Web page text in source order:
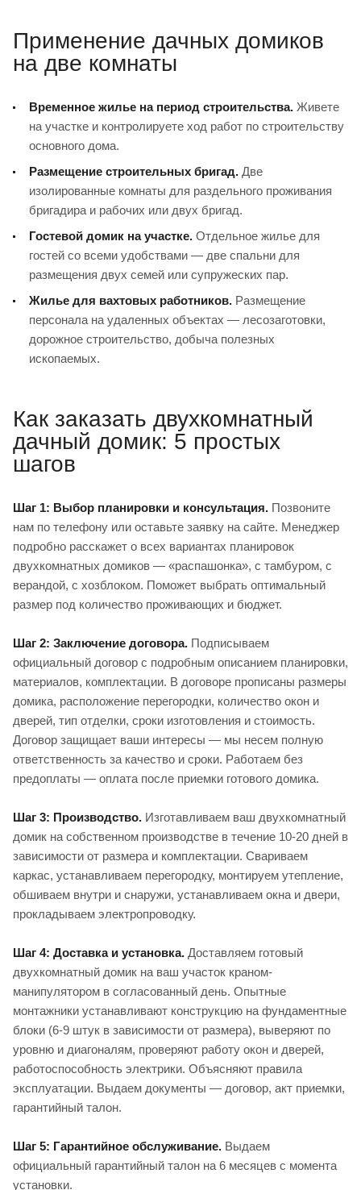
Применение дачных домиков
на две комнаты
Временное жилье на период строительства. Живете
на участке и контролируете ход работ по строительству
основного дома.
Размещение строительных бригад. Две
изолированные комнаты для раздельного проживания
бригадира и рабочих или двух бригад.
Гостевой домик на участке. Отдельное жилье для
гостей со всеми удобствами — две спальни для
размещения двух семей или супружеских пар.
Жилье для вахтовых работников. Размещение
персонала на удаленных объектах — лесозаготовки,
дорожное строительство, добыча полезных
ископаемых.
Как заказать двухкомнатный
дачный домик: 5 простых
шагов
Шаг 1: Выбор планировки и консультация. Позвоните
нам по телефону или оставьте заявку на сайте. Менеджер
подробно расскажет о всех вариантах планировок
двухкомнатных домиков — «распашонка», с тамбуром, с
верандой, с хозблоком. Поможет выбрать оптимальный
размер под количество проживающих и бюджет.
Шаг 2: Заключение договора. Подписываем
официальный договор с подробным описанием планировки,
материалов, комплектации. В договоре прописаны размеры
домика, расположение перегородки, количество окон и
дверей, тип отделки, сроки изготовления и стоимость.
Договор защищает ваши интересы — мы несем полную
ответственность за качество и сроки. Работаем без
предоплаты — оплата после приемки готового домика.
Шаг 3: Производство. Изготавливаем ваш двухкомнатный
домик на собственном производстве в течение 10-20 дней в
зависимости от размера и комплектации. Свариваем
каркас, устанавливаем перегородку, монтируем утепление,
обшиваем внутри и снаружи, устанавливаем окна и двери,
прокладываем электропроводку.
Шаг 4: Доставка и установка. Доставляем готовый
двухкомнатный домик на ваш участок краном-
манипулятором в согласованный день. Опытные
монтажники устанавливают конструкцию на фундаментные
блоки (6-9 штук в зависимости от размера), выверяют по
уровню и диагоналям, проверяют работу окон и дверей,
работоспособность электрики. Объясняют правила
эксплуатации. Выдаем документы — договор, акт приемки,
гарантийный талон.
Шаг 5: Гарантийное обслуживание. Выдаем
официальный гарантийный талон на 6 месяцев с момента
установки.